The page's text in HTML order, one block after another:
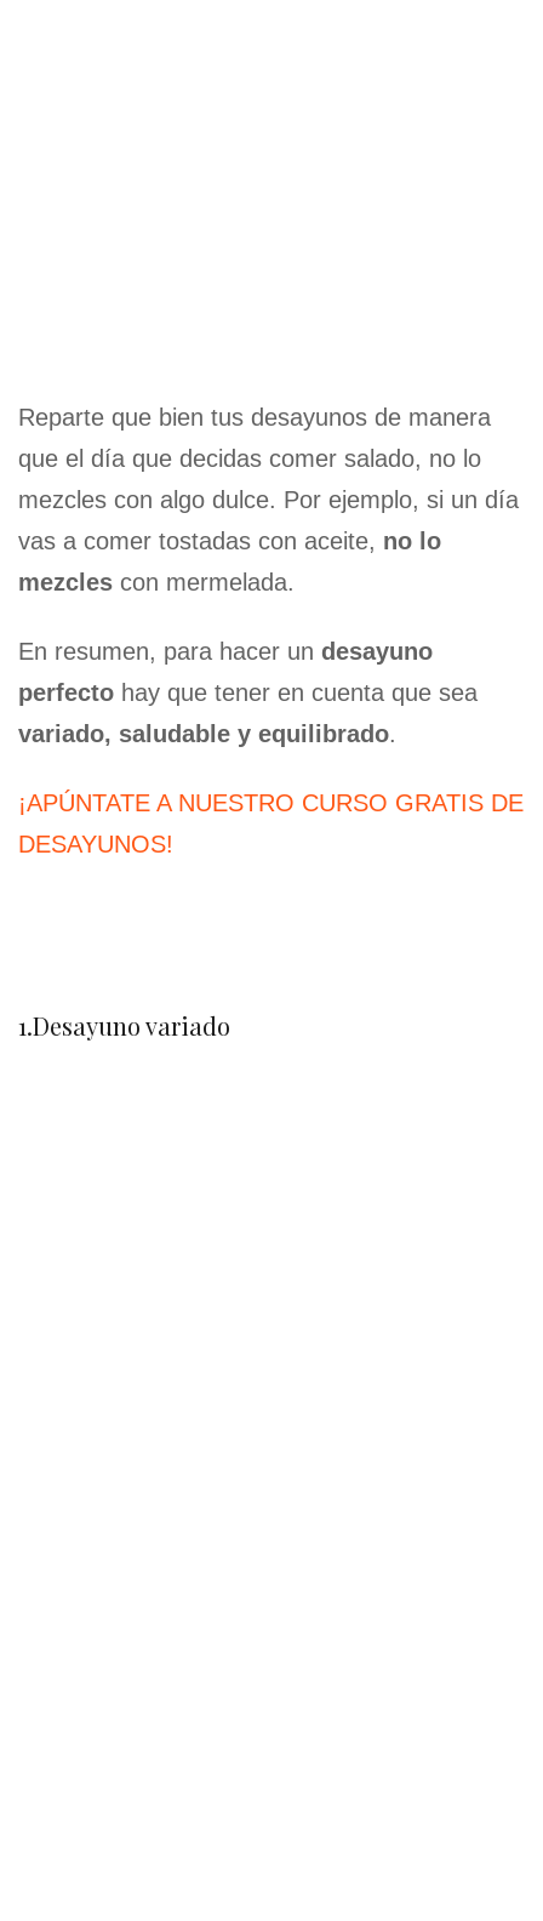
Reparte que bien tus desayunos de manera
que el día que decidas comer salado, no lo
mezcles con algo dulce. Por ejemplo, si un día
vas a comer tostadas con aceite, no lo
mezcles con mermelada.
En resumen, para hacer un desayuno
perfecto hay que tener en cuenta que sea
variado, saludable y equilibrado.
¡APÚNTATE A NUESTRO CURSO GRATIS DE
DESAYUNOS!
1.Desayuno variado